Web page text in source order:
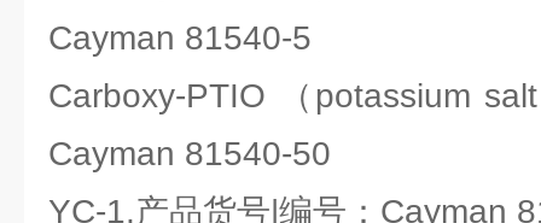
Cayman 81540-5
Carboxy-PTIO （potassium
Cayman 81540-50
YC-1,产品货号|编号：Cayman